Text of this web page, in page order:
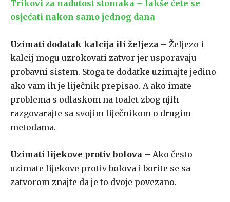
Trikovi za nadutost stomaka – lakše ćete se
osjećati nakon samo jednog dana
Uzimati dodatak kalcija ili željeza – Željezo i
kalcij mogu uzrokovati zatvor jer usporavaju
probavni sistem. Stoga te dodatke uzimajte jedino
ako vam ih je liječnik prepisao. A ako imate
problema s odlaskom na toalet zbog njih
razgovarajte sa svojim liječnikom o drugim
metodama.
Uzimati lijekove protiv bolova – Ako često
uzimate lijekove protiv bolova i borite se sa
zatvorom znajte da je to dvoje povezano.